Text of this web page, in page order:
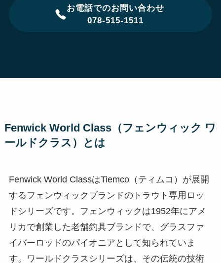
お電話でのお問い合わせ
078-515-1511
Fenwick World Class（フェンウィック ワ
ールドクラス）とは
Fenwick World ClassはTiemco（ティムコ）が展開
するフェンウィックブランドのトラウト専用ロッ
ドシリーズです。フェンウィックは1952年にアメ
リカで創業した老舗釣具ブランドで、グラスファ
イバーロッドのパイオニアとして知られていま
す。ワールドクラスシリーズは、その伝統の技術